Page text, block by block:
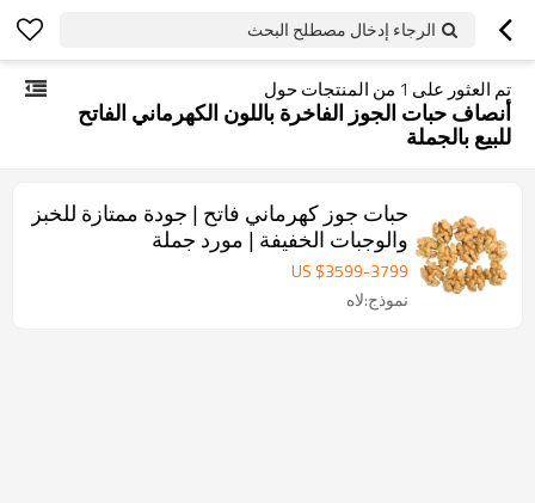
الرجاء إدخال مصطلح البحث
تم العثور على 1 من المنتجات حول
أنصاف حبات الجوز الفاخرة باللون الكهرماني الفاتح
للبيع بالجملة
حبات جوز كهرماني فاتح | جودة ممتازة للخبز
والوجبات الخفيفة | مورد جملة
US $3599-3799
نموذج:لاه